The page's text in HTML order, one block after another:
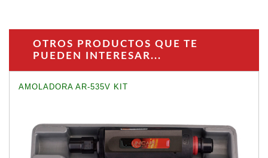
OTROS PRODUCTOS QUE TE
PUEDEN INTERESAR...
AMOLADORA AR-535V KIT